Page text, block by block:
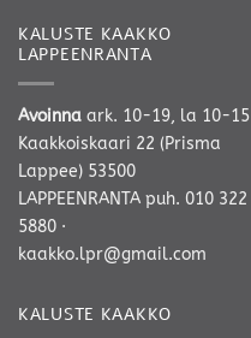
KALUSTE KAAKKO
LAPPEENRANTA
Avoinna ark. 10-19, la 10-15
Kaakkoiskaari 22 (Prisma
Lappee) 53500
LAPPEENRANTA puh. 010 322
5880 ·
kaakko.lpr@gmail.com
KALUSTE KAAKKO